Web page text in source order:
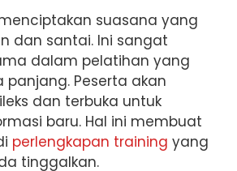
suasana yang
dan santai. Ini sangat
dalam pelatihan yang
panjang. Peserta akan
dan terbuka untuk
baru. Hal ini membuat
perlengkapan training yang
tinggalkan.